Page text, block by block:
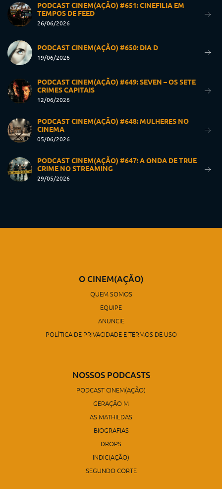
PODCAST CINEM(AÇÃO) #651: CINEFILIA EM
TEMPOS DE FEED
26/06/2026
PODCAST CINEM(AÇÃO) #650: DIA D
19/06/2026
PODCAST CINEM(AÇÃO) #649: SEVEN – OS SETE
CRIMES CAPITAIS
12/06/2026
PODCAST CINEM(AÇÃO) #648: MULHERES NO
CINEMA
05/06/2026
PODCAST CINEM(AÇÃO) #647: A ONDA DE TRUE
CRIME NO STREAMING
29/05/2026
O CINEM(AÇÃO)
QUEM SOMOS
EQUIPE
ANUNCIE
POLÍTICA DE PRIVACIDADE E TERMOS DE USO
NOSSOS PODCASTS
PODCAST CINEM(AÇÃO)
GERAÇÃO M
AS MATHILDAS
BIOGRAFIAS
DROPS
INDIC(AÇÃO)
SEGUNDO CORTE